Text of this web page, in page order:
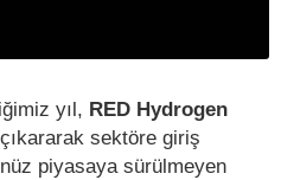
yıl, RED Hydrogen
sektöre giriş
piyasaya sürülmeyen